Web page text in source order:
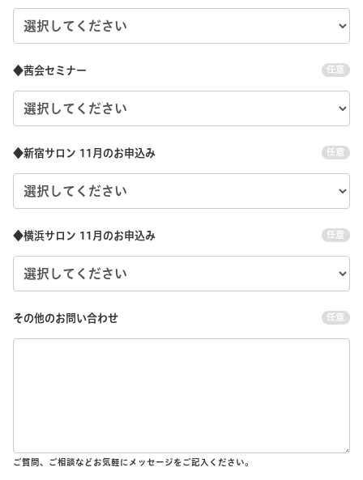
◆茜会セミナー 任意
◆新宿サロン 11月のお申込み 任意
◆横浜サロン 11月のお申込み 任意
その他のお問い合わせ 任意
ご質問、ご相談などお気軽にメッセージをご記入ください。